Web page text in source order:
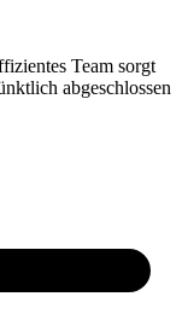
Team sorgt
abgeschlossen